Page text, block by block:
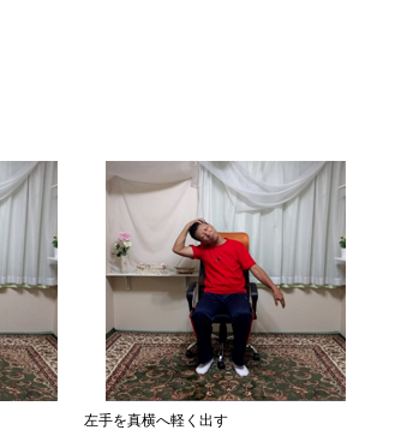
左手を真横へ軽く出す